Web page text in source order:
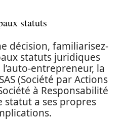
statuts
décision, familiarisez-
statuts juridiques
entrepreneur, la
(Société par Actions
à Responsabilité
statut a ses propres